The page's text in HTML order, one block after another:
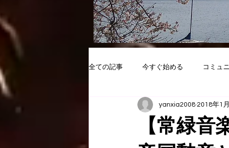
全ての記事 今すぐ始める コミュ
【常緑
yanxia2008 2018年1